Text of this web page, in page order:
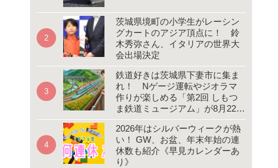
茨城県境町の小学生がレーシン
グカートのアジア頂点に！ 鈴
木秀弥さん、イタリアの世界大
会出場決定
鉄道好きは茨城県下妻市に集ま
れ！ Nゲージ運転やジオラマ
作りが楽しめる「第2回 しもつ
ま鉄道ミュージアム」が8月22、
23日開催
2026年はシルバーウィークが熱
い！ GW、お盆、年末年始の連
休数も紹介《早見カレンダーあ
り》